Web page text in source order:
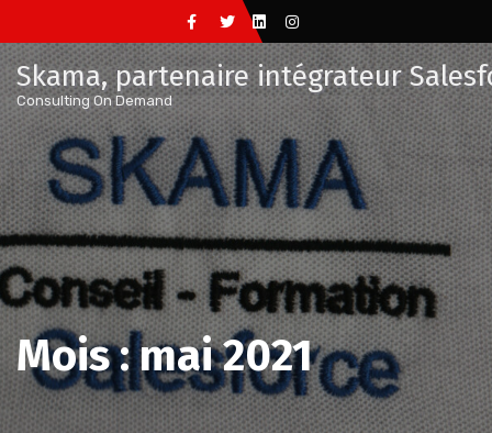
au
contenu
Skama, partenaire intégrateur
Consulting On Demand
Mois :mai 2021